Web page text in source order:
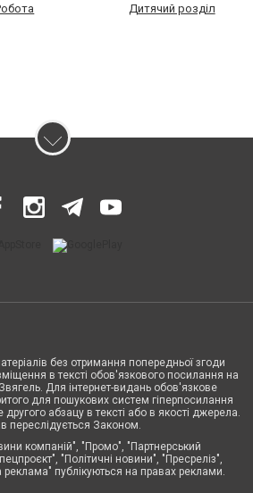
Дитячий розділ
без отримання попередньої згоди
в тексті обов'язкового посилання на
Для інтернет-видань обов'язкове
для пошукових систем гіперпосилання
другого абзацу в тексті або в якості джерела.
переслідується Законом.
компаній", "Промо", "Партнерський
"Політичні новини", "Пресреліз",
реклама" публікуються на правах реклами.